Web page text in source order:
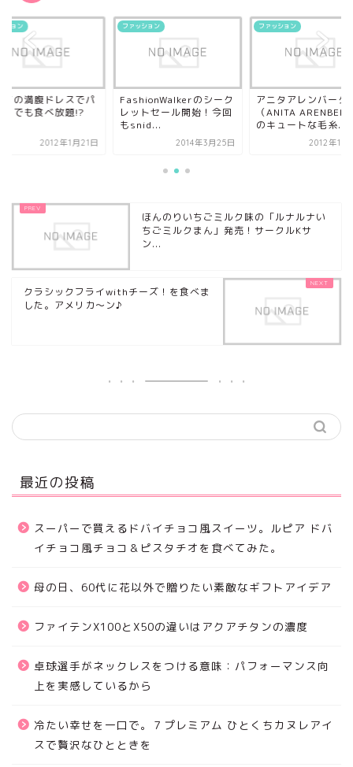
ション
イの満腹ドレスでパ
ィでも食べ放題!?
2012年1月21日
ファッション
FashionWalkerのシーク
レットセール開始！今回
もsnid...
2014年3月25日
ファッション
アニタアレンバーグ
（ANITA
のキュートな毛糸...
2012年11
ほんのりいちごミルク味の「ルナルナい
ちごミルクまん」発売！サークルKサ
ン...
クラシックフライwithチーズ！を食べま
した。アメリカ～ン♪
最近の投稿
スーパーで買えるドバイチョコ風スイーツ。ルピア ドバ
イチョコ風チョコ＆ピスタチオを食べてみた。
母の日、60代に花以外で贈りたい素敵なギフトアイデア
ファイテンX100とX50の違いはアクアチタンの濃度
卓球選手がネックレスをつける意味：パフォーマンス向
上を実感しているから
冷たい幸せを一口で。７プレミアム ひとくちカヌレアイ
スで贅沢なひとときを